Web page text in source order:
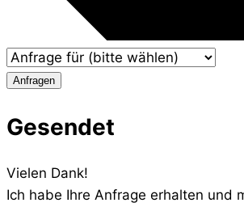
Anfragen
Gesendet
Vielen Dank!
Ich habe Ihre Anfrage erhalten und